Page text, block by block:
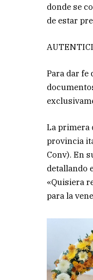
donde se
de estar
Para dar fe
La primera
provincia
Conv). En
detallando
«Quisiera
para la